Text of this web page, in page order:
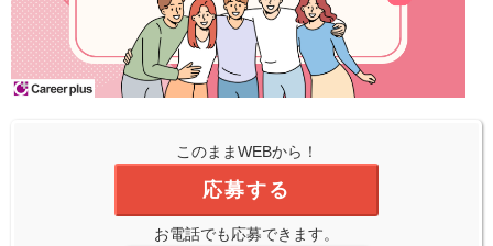
このままWEBから！
応募する
お電話でも応募できます。